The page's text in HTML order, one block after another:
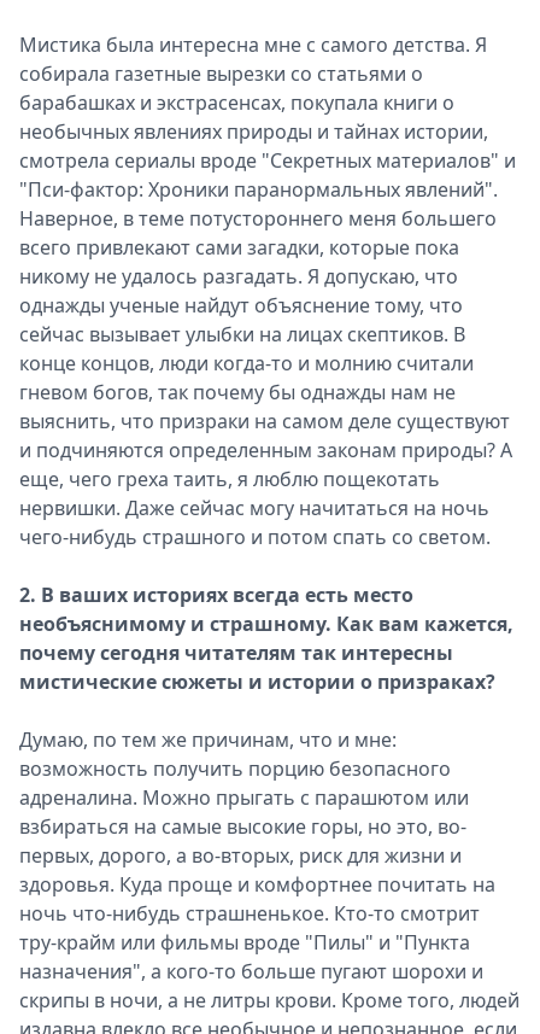
Мистика была интересна мне с самого детства. Я
собирала газетные вырезки со статьями о
барабашках и экстрасенсах, покупала книги о
необычных явлениях природы и тайнах истории,
смотрела сериалы вроде "Секретных материалов" и
"Пси-фактор: Хроники паранормальных явлений".
Наверное, в теме потустороннего меня большего
всего привлекают сами загадки, которые пока
никому не удалось разгадать. Я допускаю, что
однажды ученые найдут объяснение тому, что
сейчас вызывает улыбки на лицах скептиков. В
конце концов, люди когда-то и молнию считали
гневом богов, так почему бы однажды нам не
выяснить, что призраки на самом деле существуют
и подчиняются определенным законам природы? А
еще, чего греха таить, я люблю пощекотать
нервишки. Даже сейчас могу начитаться на ночь
чего-нибудь страшного и потом спать со светом.
2. В ваших историях всегда есть место
необъяснимому и страшному. Как вам кажется,
почему сегодня читателям так интересны
мистические сюжеты и истории о призраках?
Думаю, по тем же причинам, что и мне:
возможность получить порцию безопасного
адреналина. Можно прыгать с парашютом или
взбираться на самые высокие горы, но это, во-
первых, дорого, а во-вторых, риск для жизни и
здоровья. Куда проще и комфортнее почитать на
ночь что-нибудь страшненькое. Кто-то смотрит
тру-крайм или фильмы вроде "Пилы" и "Пункта
назначения", а кого-то больше пугают шорохи и
скрипы в ночи, а не литры крови. Кроме того, людей